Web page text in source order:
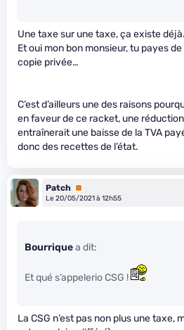
Une taxe sur une taxe, ça existe déjà.
Et oui mon bon monsieur, tu payes
copie privée…
C’est d’ailleurs une des raisons
en faveur de ce racket, une
entraînerait une baisse de la TVA
donc des recettes de l’état.
Patch Premium
Le 20/05/2021 à 12h55
Bourriquea dit:
Et qué s’appelerio CSG !
La CSG n’est pas non plus une taxe,